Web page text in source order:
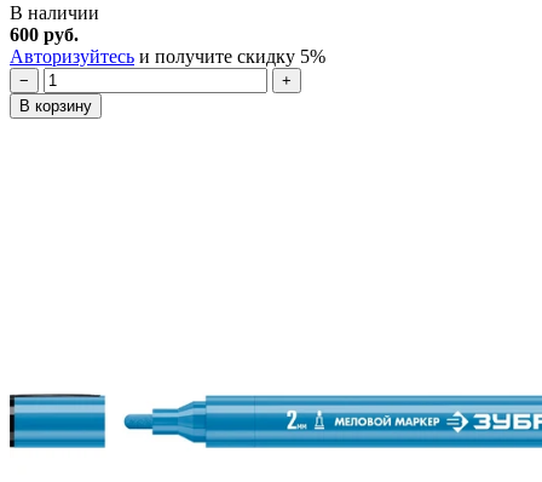
В наличии
600 руб.
Авторизуйтесь и получите скидку 5%
−
+
В корзину